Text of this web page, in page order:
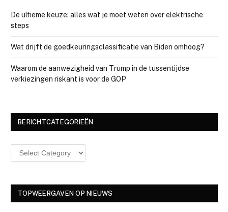
De ultieme keuze: alles wat je moet weten over elektrische
steps
Wat drijft de goedkeuringsclassificatie van Biden omhoog?
Waarom de aanwezigheid van Trump in de tussentijdse
verkiezingen riskant is voor de GOP
BERICHTCATEGORIEËN
Berichtcategorieën
TOPWEERGAVEN OP NIEUWS